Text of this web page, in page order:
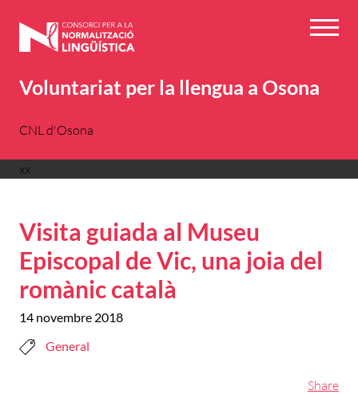
Voluntariat per la llengua a Osona
CNL d'Osona
xx
Visita guiada al Museu
Episcopal de Vic, una joia del
romànic català
14 novembre 2018
General
Share